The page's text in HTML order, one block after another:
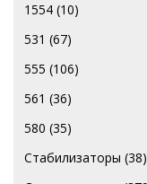
1554 (10)
531 (67)
555 (106)
561 (36)
580 (35)
Стабилизаторы (38)